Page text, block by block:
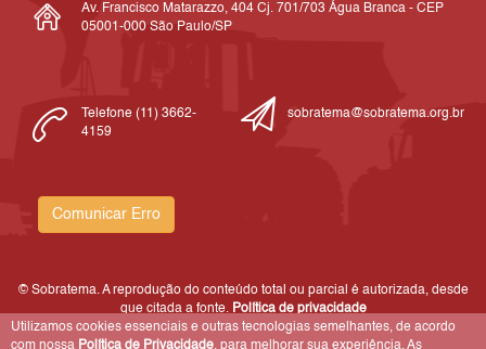
Av. Francisco Matarazzo, 404 Cj. 701/703 Água Branca - CEP
05001-000 São Paulo/SP
Telefone (11) 3662-
4159
sobratema@sobratema.org.br
Comunicar Erro
© Sobratema. A reprodução do conteúdo total ou parcial é autorizada, desde
que citada a fonte. Política de privacidade
Utilizamos cookies essenciais e outras tecnologias semelhantes, de acordo
com nossa Política de Privacidade, para melhorar sua experiência. As